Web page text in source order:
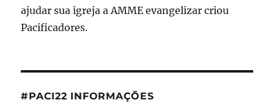
ajudar sua igreja a AMME evangelizar criou
Pacificadores.
#PACI22 INFORMAÇÕES